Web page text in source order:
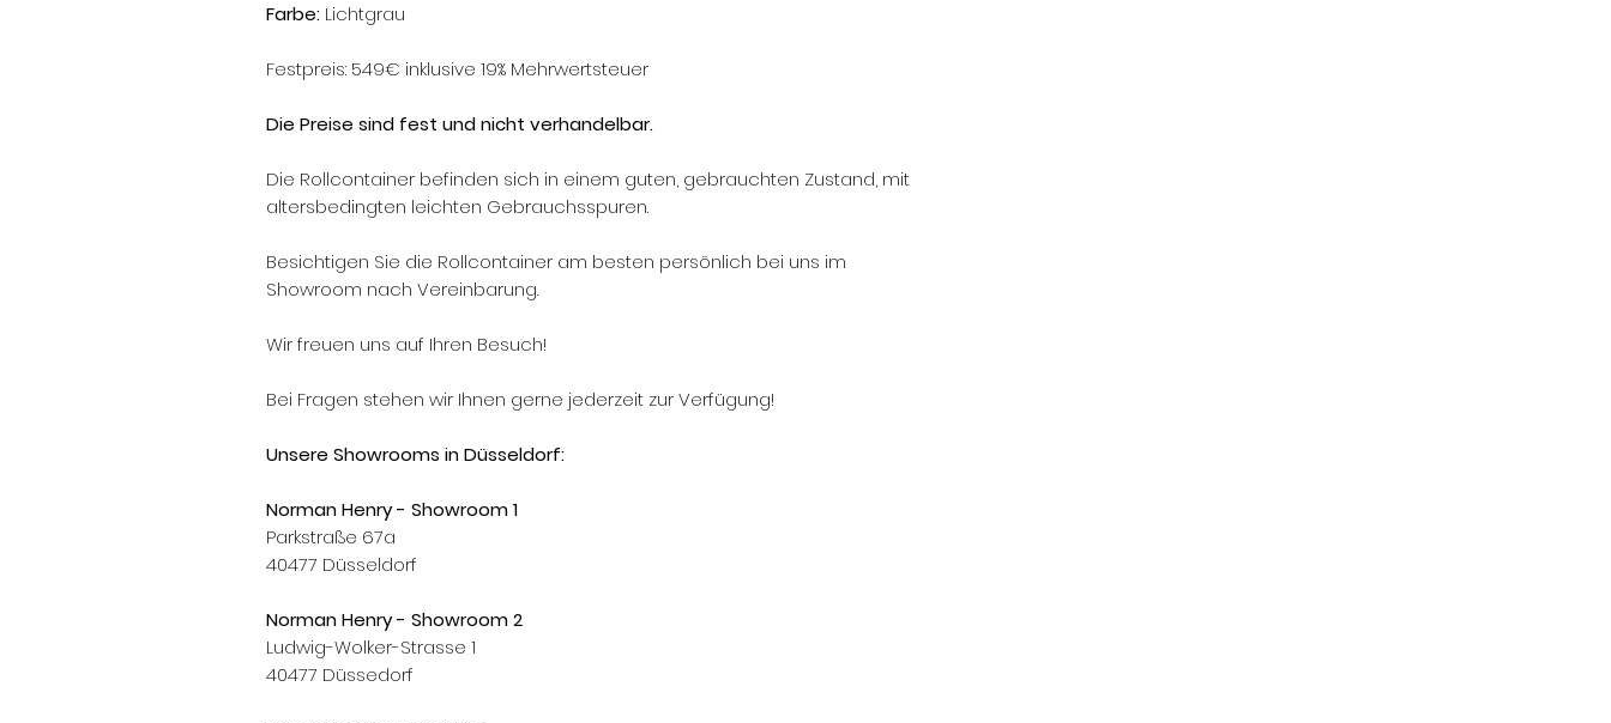
Farbe: Lichtgrau
Festpreis: 549€ inklusive 19% Mehrwertsteuer
Die Preise sind fest und nicht verhandelbar.
Die Rollcontainer befinden sich in einem guten, gebrauchten Zustand, mit
altersbedingten leichten Gebrauchsspuren.
Besichtigen Sie die Rollcontainer am besten persönlich bei uns im
Showroom nach Vereinbarung.
Wir freuen uns auf Ihren Besuch!
Bei Fragen stehen wir Ihnen gerne jederzeit zur Verfügung!
Unsere Showrooms in Düsseldorf:
Norman Henry - Showroom 1
Parkstraße 67a
40477 Düsseldorf
Norman Henry - Showroom 2
Ludwig-Wolker-Strasse 1
40477 Düssedorf